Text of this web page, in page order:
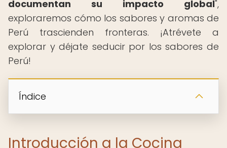
documentan su impacto global",
exploraremos cómo los sabores y aromas de
Perú trascienden fronteras. ¡Atrévete a
explorar y déjate seducir por los sabores de
Perú!
Índice
Introducción a la Cocina